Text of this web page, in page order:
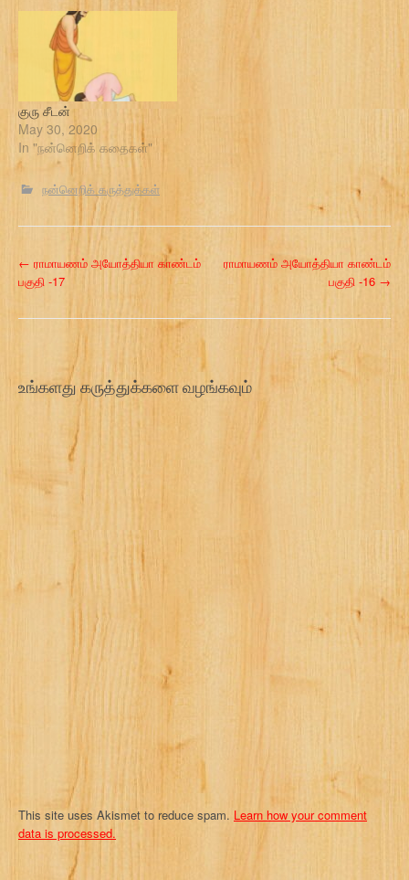
குரு சீடன்
May 30, 2020
In "நன்னெறிக் கதைகள்"
நன்னெறிக் கருத்துக்கள்
P
n
v
t
← ராமாயணம் அயோத்தியா காண்டம்
பகுதி -17
ராமாயணம் அயோத்தியா காண்டம்
பகுதி -16 →
உங்களது கருத்துக்களை வழங்கவும்
This site uses Akismet to reduce spam. Learn how your comment
data is processed.